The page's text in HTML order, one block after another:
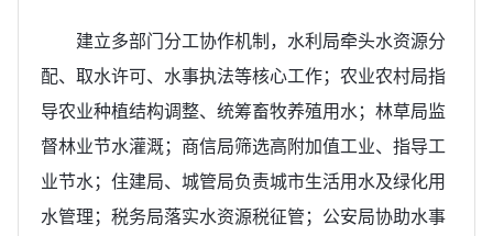
建立多部门分工协作机制，水利局牵头水资源分
配、取水许可、水事执法等核心工作；农业农村局指
导农业种植结构调整、统筹畜牧养殖用水；林草局监
督林业节水灌溉；商信局筛选高附加值工业、指导工
业节水；住建局、城管局负责城市生活用水及绿化用
水管理；税务局落实水资源税征管；公安局协助水事